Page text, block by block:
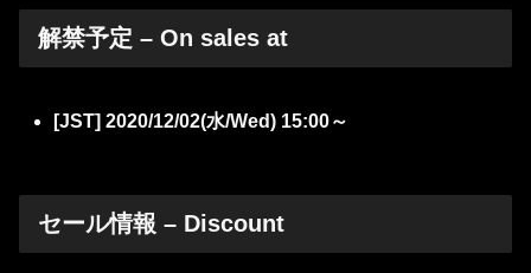
解禁予定 – On sales at
[JST] 2020/12/02(水/Wed) 15:00～
セール情報 – Discount